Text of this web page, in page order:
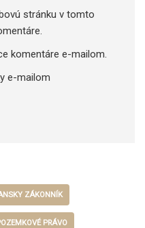
stránku v tomto
komentáre e-mailom.
e-mailom
ZÁKONNÍK
PRÁVO